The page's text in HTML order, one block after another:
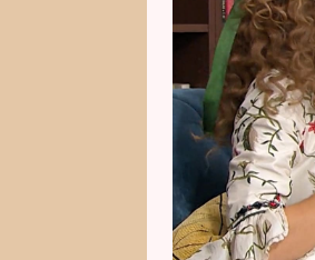
vezmou na
Podívejte se